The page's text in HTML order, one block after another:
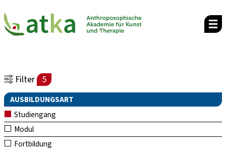
Filter 5
AUSBILDUNGSART
Studiengang
Modul
Fortbildung